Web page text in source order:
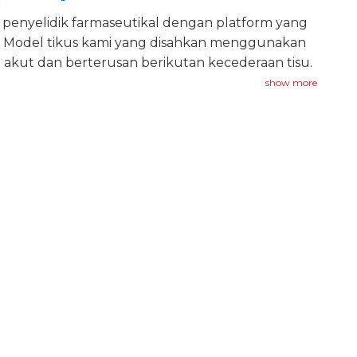
farmaseutikal dengan platform yang
tikus kami yang disahkan menggunakan
dan berterusan berikutan kecederaan tisu.
show more